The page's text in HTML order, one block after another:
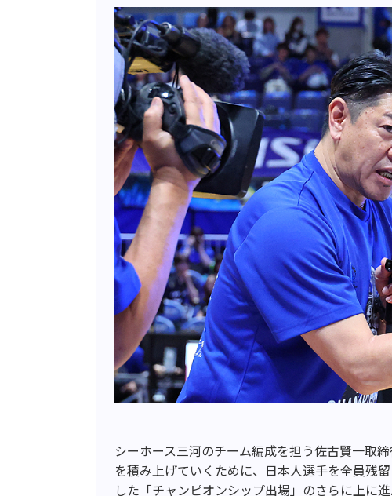
シーホース三河のチーム編成を担う佐古賢一取
を積み上げていくために、日本人選手を全員残
した「チャンピオンシップ出場」のさらに上に